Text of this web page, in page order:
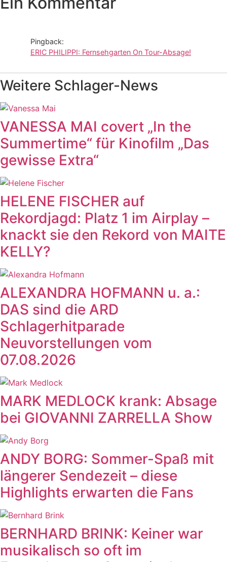
Pingback:
ERIC PHILIPPI: Fernsehgarten On Tour-Absage!
Weitere Schlager-News
VANESSA MAI covert „In the
Summertime“ für Kinofilm „Das
gewisse Extra“
HELENE FISCHER auf
Rekordjagd: Platz 1 im Airplay –
knackt sie den Rekord von MAITE
KELLY?
ALEXANDRA HOFMANN u. a.:
DAS sind die ARD
Schlagerhitparade
Neuvorstellungen vom
07.08.2026
MARK MEDLOCK krank: Absage
bei GIOVANNI ZARRELLA Show
ANDY BORG: Sommer-Spaß mit
längerer Sendezeit – diese
Highlights erwarten die Fans
BERNHARD BRINK: Keiner war
musikalisch so oft im